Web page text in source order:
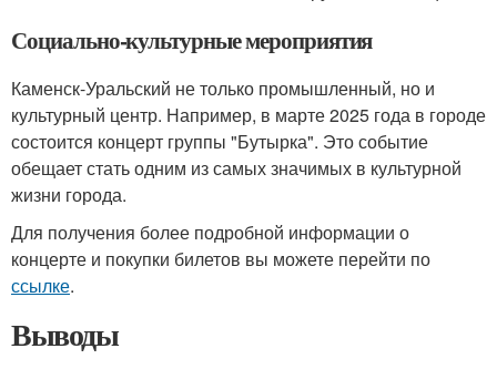
Социально-культурные мероприятия
Каменск-Уральский не только промышленный, но и
культурный центр. Например, в марте 2025 года в городе
состоится концерт группы "Бутырка". Это событие
обещает стать одним из самых значимых в культурной
жизни города.
Для получения более подробной информации о
концерте и покупки билетов вы можете перейти по
ссылке.
Выводы